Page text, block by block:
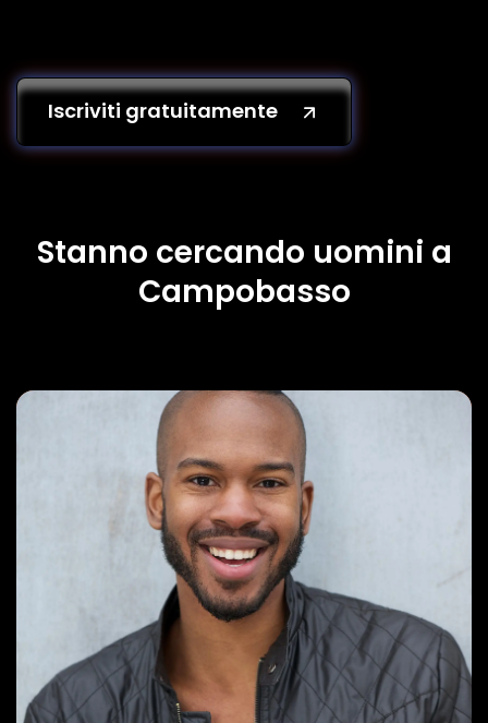
Iscriviti gratuitamente
Stanno cercando uomini a
Campobasso